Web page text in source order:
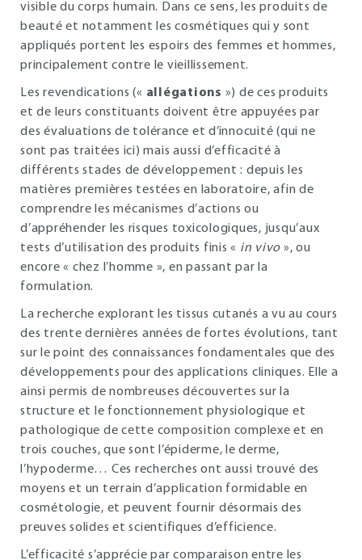
visible du corps humain. Dans ce sens, les produits de
beauté et notamment les cosmétiques qui y sont
appliqués portent les espoirs des femmes et hommes,
principalement contre le vieillissement.
Les revendications (« allégations ») de ces produits
et de leurs constituants doivent être appuyées par
des évaluations de tolérance et d’innocuité (qui ne
sont pas traitées ici) mais aussi d’efficacité à
différents stades de développement : depuis les
matières premières testées en laboratoire, afin de
comprendre les mécanismes d’actions ou
d’appréhender les risques toxicologiques, jusqu’aux
tests d’utilisation des produits finis « in vivo », ou
encore « chez l’homme », en passant par la
formulation.
La recherche explorant les tissus cutanés a vu au cours
des trente dernières années de fortes évolutions, tant
sur le point des connaissances fondamentales que des
développements pour des applications cliniques. Elle a
ainsi permis de nombreuses découvertes sur la
structure et le fonctionnement physiologique et
pathologique de cette composition complexe et en
trois couches, que sont l’épiderme, le derme,
l’hypoderme… Ces recherches ont aussi trouvé des
moyens et un terrain d’application formidable en
cosmétologie, et peuvent fournir désormais des
preuves solides et scientifiques d’efficience.
L’efficacité s’apprécie par comparaison entre les